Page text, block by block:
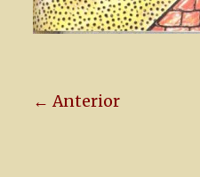
← Anterior